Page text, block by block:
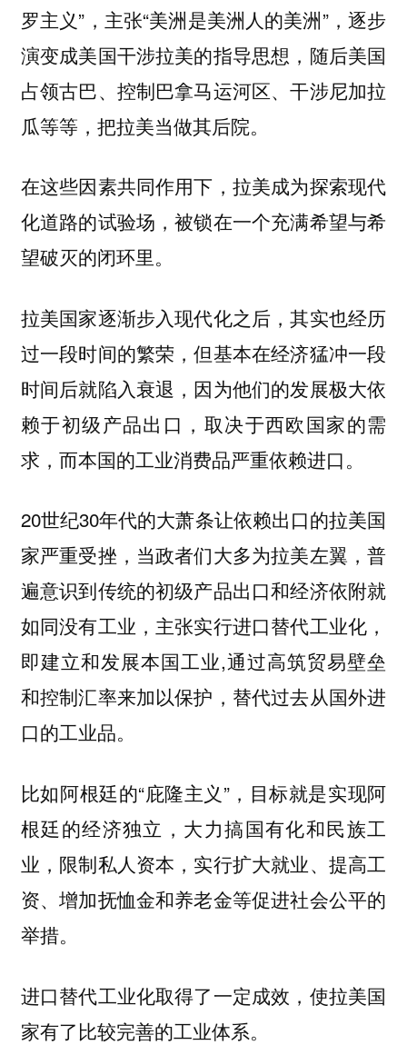
罗主义”，主张“美洲是美洲人的美洲”，逐步
演变成美国干涉拉美的指导思想，随后美国
占领古巴、控制巴拿马运河区、干涉尼加拉
瓜等等，把拉美当做其后院。
在这些因素共同作用下，拉美成为探索现代
化道路的试验场，被锁在一个充满希望与希
望破灭的闭环里。
拉美国家逐渐步入现代化之后，其实也经历
过一段时间的繁荣，但基本在经济猛冲一段
时间后就陷入衰退，因为他们的发展极大依
赖于初级产品出口，取决于西欧国家的需
求，而本国的工业消费品严重依赖进口。
20世纪30年代的大萧条让依赖出口的拉美国
家严重受挫，当政者们大多为拉美左翼，普
遍意识到传统的初级产品出口和经济依附就
如同没有工业，主张实行进口替代工业化，
即建立和发展本国工业,通过高筑贸易壁垒
和控制汇率来加以保护，替代过去从国外进
口的工业品。
比如阿根廷的“庇隆主义”，目标就是实现阿
根廷的经济独立，大力搞国有化和民族工
业，限制私人资本，实行扩大就业、提高工
资、增加抚恤金和养老金等促进社会公平的
举措。
进口替代工业化取得了一定成效，使拉美国
家有了比较完善的工业体系。